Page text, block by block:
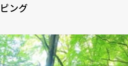
ピング